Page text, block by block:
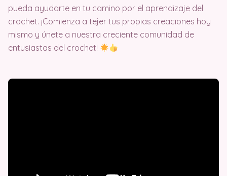
pueda ayudarte en tu camino por el aprendizaje del
crochet. ¡Comienza a tejer tus propias creaciones hoy
mismo y únete a nuestra creciente comunidad de
entusiastas del crochet!